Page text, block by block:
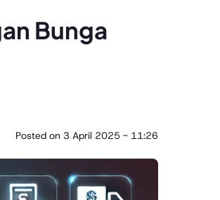
Bunga
Posted on 3 April 2025 - 11:26